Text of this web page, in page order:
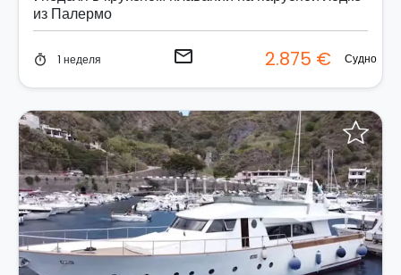
из Палермо
timer 1 неделя email 2.875 € Судно